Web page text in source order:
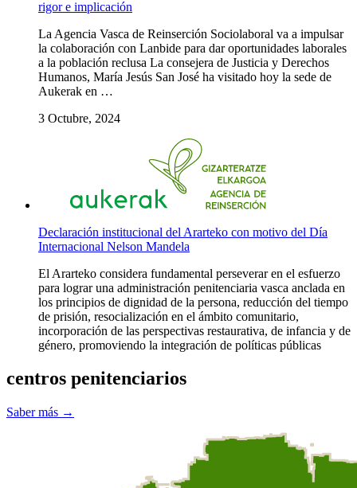
rigor e implicación
La Agencia Vasca de Reinserción Sociolaboral va a impulsar
la colaboración con Lanbide para dar oportunidades laborales
a la población reclusa La consejera de Justicia y Derechos
Humanos, María Jesús San José ha visitado hoy la sede de
Aukerak en …
3 Octubre, 2024
Declaración institucional del Ararteko con motivo del Día
Internacional Nelson Mandela
El Ararteko considera fundamental perseverar en el esfuerzo
para lograr una administración penitenciaria vasca anclada en
los principios de dignidad de la persona, reducción del tiempo
de prisión, resocialización en el ámbito comunitario,
incorporación de las perspectivas restaurativa, de infancia y de
género, promoviendo la integración de políticas públicas
centros penitenciarios
Saber más →